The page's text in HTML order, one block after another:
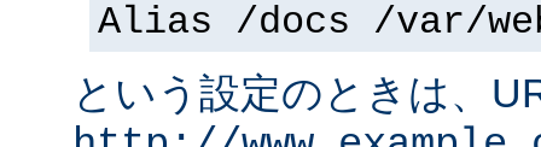
Alias /docs /var/
という設定のときは、